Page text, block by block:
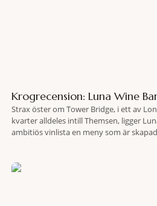
Krogrecension: Luna Wine
Strax öster om Tower Bridge, i ett av
kvarter alldeles intill Themsen, ligger
ambitiös vinlista en meny som är